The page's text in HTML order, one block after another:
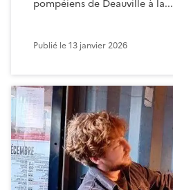
pompéiens de Deauville à la...
Publié le13 janvier 2026